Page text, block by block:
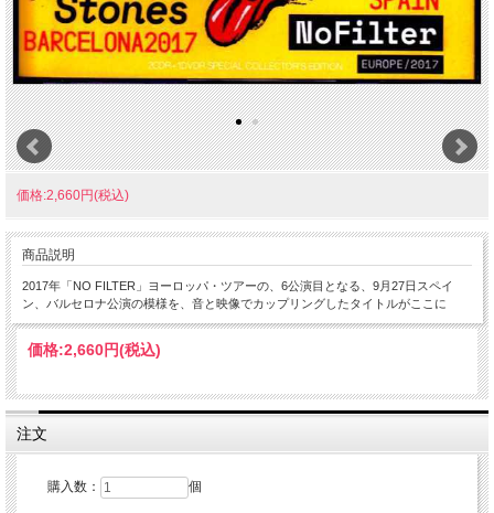
価格:2,660円(税込)
商品説明
2017年「NO FILTER」ヨーロッパ・ツアーの、6公演目となる、9月27日スペイ
ン、バルセロナ公演の模様を、音と映像でカップリングしたタイトルがここに
価格:2,660円(税込)
注文
購入数： 個